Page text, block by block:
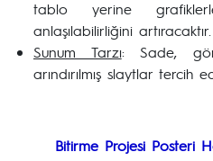
tablo yerine
anlaşılabilirliğini artıracaktır.
Sunum Tarzı: Sade,
arındırılmış slaytlar tercih
Bitirme Projesi Posteri